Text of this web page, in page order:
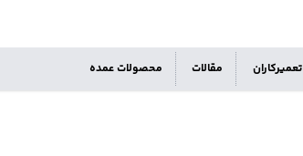
تعمیرکاران مقالات محصولات عمده